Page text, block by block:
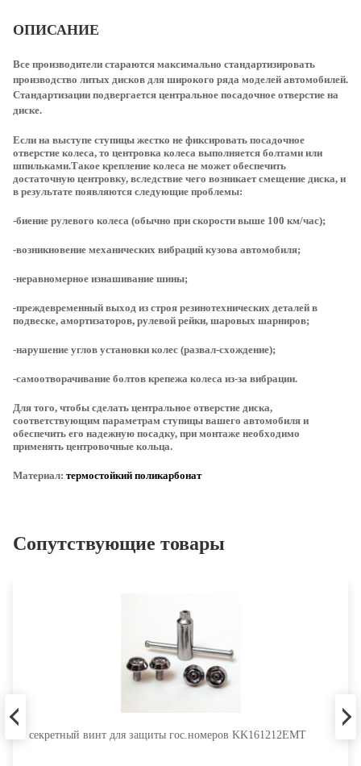
ОПИСАНИЕ
Все производители стараются максимально стандартизировать
производство литых дисков для широкого ряда моделей автомобилей.
Стандартизации подвергается центральное посадочное отверстие на
диске.
Если на выступе ступицы жестко не фиксировать посадочное
отверстие колеса, то центровка колеса выполняется болтами или
шпильками.Такое крепление колеса не может обеспечить
достаточную центровку, вследствие чего возникает смещение диска, и
в результате появляются следующие проблемы:
-биение рулевого колеса (обычно при скорости выше 100 км/час);
-возникновение механических вибраций кузова автомобиля;
-неравномерное изнашивание шины;
-преждевременный выход из строя резинотехнических деталей в
подвеске, амортизаторов, рулевой рейки, шаровых шарниров;
-нарушение углов установки колес (развал-схождение);
-самоотворачивание болтов крепежа колеса из-за вибрации.
Для того, чтобы сделать центральное отверстие диска,
соответствующим параметрам ступицы вашего автомобиля и
обеспечить его надежную посадку, при монтаже необходимо
применять центровочные кольца.
Материал: термостойкий поликарбонат
Сопутствующие товары
секретный винт для защиты гос.номеров KK161212EMT